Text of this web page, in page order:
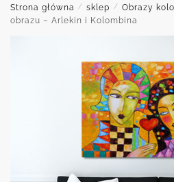
Strona główna / sklep / Obrazy
obrazu – Arlekin i Kolombina